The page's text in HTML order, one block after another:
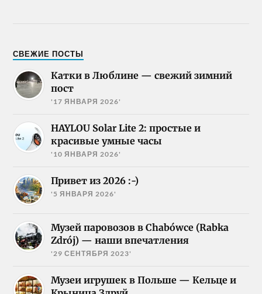
СВЕЖИЕ ПОСТЫ
Катки в Люблине — свежий зимний
пост
'17 ЯНВАРЯ 2026'
HAYLOU Solar Lite 2: простые и
красивые умные часы
'10 ЯНВАРЯ 2026'
Привет из 2026 :-)
'5 ЯНВАРЯ 2026'
Музей паровозов в Chabówce (Rabka
Zdrój) — наши впечатления
'29 СЕНТЯБРЯ 2023'
Музеи игрушек в Польше — Кельце и